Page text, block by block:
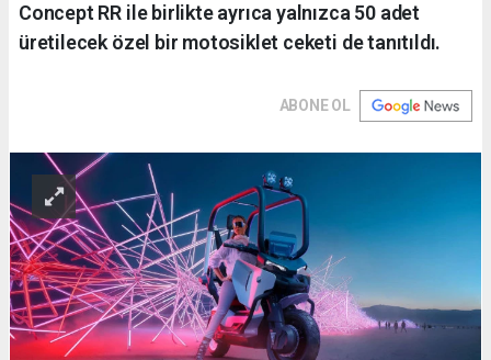
Concept RR ile birlikte ayrıca yalnızca 50 adet
üretilecek özel bir motosiklet ceketi de tanıtıldı.
ABONE OL